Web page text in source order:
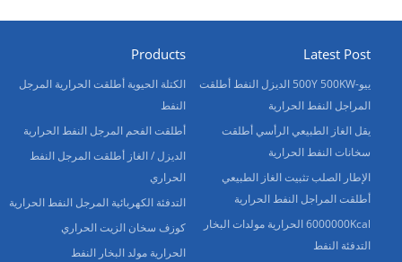
Products
الكتلة الحيوية أطلقت الحرارية المرجل
النفط
أطلقت الفحم المرجل النفط الحرارية
الديزل / الغاز أطلقت المرجل النفط
الحراري
التدفئة الكهربائية المرجل النفط الحرارية
كوزف سخان الزيت الحراري
الحرارية مولد البخار النفط
Latest Post
ييو-500Y 500KW الديزل النفط أطلقت
المراجل النفط الحرارية
يقل الغاز الطبيعي الرأسي أطلقت
سخانات النفط الحرارية
الإطار الصلب تثبيت الغاز الطبيعي
أطلقت المراجل النفط الحرارية
6000000Kcal الحرارية مولدات البخار
التدفئة النفط